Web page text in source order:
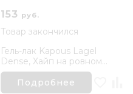
153 руб.
Товар закончился
Гель-лак Kapous Lagel
Dense, Хайп на ровном
месте
Подробнее